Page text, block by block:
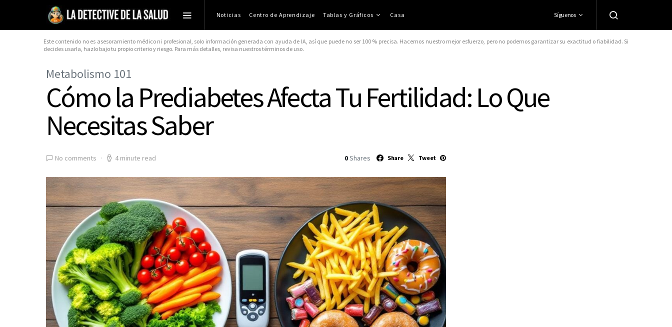
Noticias Centro de Aprendizaje Tablas y Gráficos Casa Síguenos
Este contenido no es asesoramiento médico ni profesional, solo información generada con ayuda de IA, así que puede no ser 100 % precisa. Hacemos nuestro mejor esfuerzo, pero no podemos garantizar su exactitud o fiabilidad. Si
decides usarla, hazlo bajo tu propio criterio y riesgo. Para más detalles, revisa nuestros términos de uso.
Metabolismo 101
Cómo la Prediabetes Afecta Tu Fertilidad: Lo Que
Necesitas Saber
No comments 4 minute read 0 Shares Share Tweet